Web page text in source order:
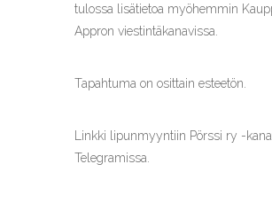
tulossa lisätietoa myöhemmin
Appron viestintäkanavissa.
Tapahtuma on osittain esteetön.
Linkki lipunmyyntiin Pörssi ry -
Telegramissa.